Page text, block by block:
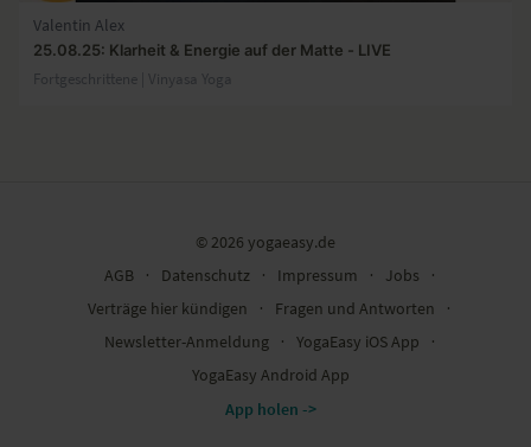
Valentin Alex
25.08.25: Klarheit & Energie auf der Matte - LIVE
Fortgeschrittene | Vinyasa Yoga
© 2026 yogaeasy.de
AGB
∙ Datenschutz ∙ Impressum ∙ Jobs
∙
Verträge hier kündigen
∙ Fragen und Antworten
∙
Newsletter-Anmeldung
∙ YogaEasy iOS App
∙
YogaEasy Android App
App holen ->